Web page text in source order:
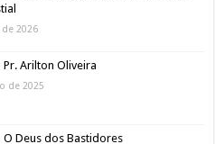
2026
Pr. Arilton Oliveira
de 2025
O Deus dos Bastidores